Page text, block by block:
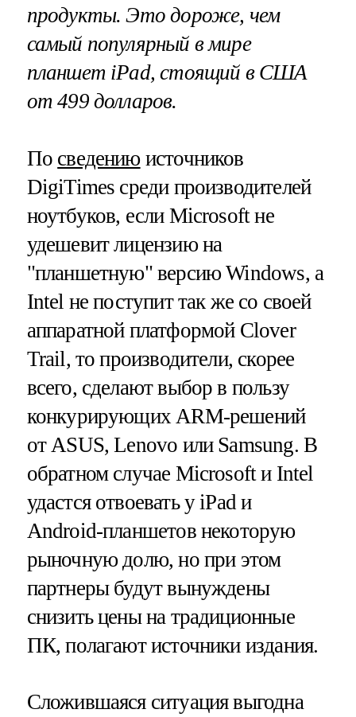
продукты. Это дороже, чем
самый популярный в мире
планшет iPad, стоящий в США
от 499 долларов.
По сведениюисточников
DigiTimes среди производителей
ноутбуков, если Microsoft не
удешевит лицензию на
"планшетную" версию Windows, а
Intel не поступит так же со своей
аппаратной платформой Clover
Trail, то производители, скорее
всего, сделают выбор в пользу
конкурирующих ARM-решений
от ASUS, Lenovo или Samsung. В
обратном случае Microsoft и Intel
удастся отвоевать у iPad и
Android-планшетов некоторую
рыночную долю, но при этом
партнеры будут вынуждены
снизить цены на традиционные
ПК, полагают источники издания.
Сложившаяся ситуация выгодна